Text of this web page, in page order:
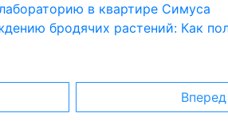
в квартире Симуса
бродячих растений: Как
Вперед